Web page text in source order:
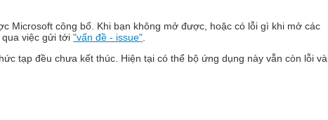
Microsoft công bố. Khi bạn không mở được, hoặc có lỗi gì khi mở các
qua việc gửi tới"vấn đề - issue"
tạp đều chưa kết thúc. Hiện tại có thể bộ ứng dụng này vẫn còn lỗi và